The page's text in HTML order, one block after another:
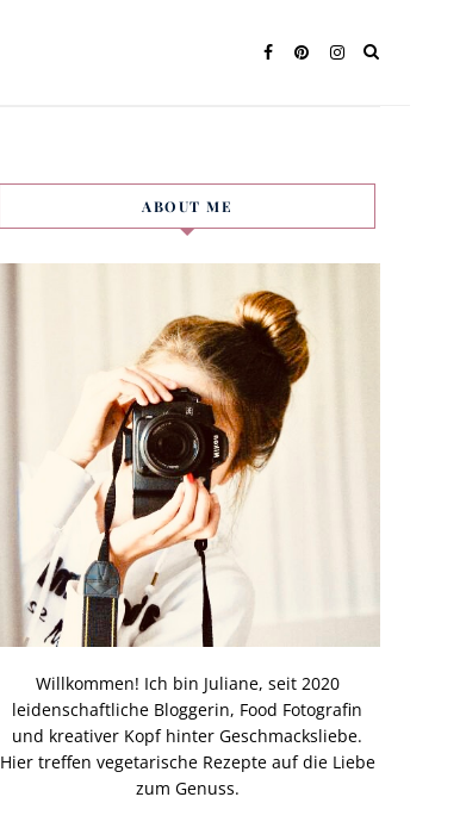
ABOUT ME
Willkommen! Ich bin Juliane, seit 2020
leidenschaftliche Bloggerin, Food Fotografin
und kreativer Kopf hinter Geschmacksliebe.
Hier treffen vegetarische Rezepte auf die Liebe
zum Genuss.